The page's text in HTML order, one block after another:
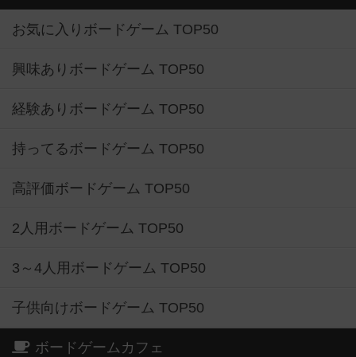
お気に入りボードゲーム TOP50
興味ありボードゲーム TOP50
経験ありボードゲーム TOP50
持ってるボードゲーム TOP50
高評価ボードゲーム TOP50
2人用ボードゲーム TOP50
3～4人用ボードゲーム TOP50
子供向けボードゲーム TOP50
ボードゲームカフェ